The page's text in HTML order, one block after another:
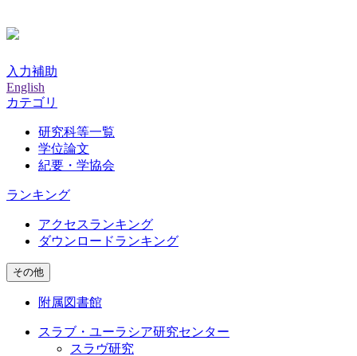
入力補助
English
カテゴリ
研究科等一覧
学位論文
紀要・学協会
ランキング
アクセスランキング
ダウンロードランキング
その他
附属図書館
スラブ・ユーラシア研究センター
スラヴ研究